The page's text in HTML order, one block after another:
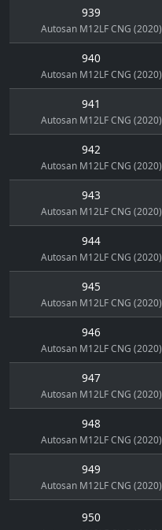
939
Autosan M12LF CNG (2020)
940
Autosan M12LF CNG (2020)
941
Autosan M12LF CNG (2020)
942
Autosan M12LF CNG (2020)
943
Autosan M12LF CNG (2020)
944
Autosan M12LF CNG (2020)
945
Autosan M12LF CNG (2020)
946
Autosan M12LF CNG (2020)
947
Autosan M12LF CNG (2020)
948
Autosan M12LF CNG (2020)
949
Autosan M12LF CNG (2020)
950